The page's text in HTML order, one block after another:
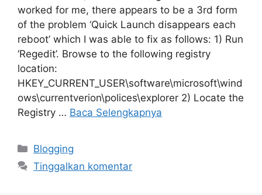
worked for me, there appears to be a 3rd form
of the problem ‘Quick Launch disappears each
reboot’ which I was able to fix as follows: 1) Run
‘Regedit’. Browse to the following registry
location:
HKEY_CURRENT_USER\software\microsoft\wind
ows\currentverion\polices\explorer 2) Locate the
Registry … Baca Selengkapnya
Kategori
Blogging
Tinggalkan komentar